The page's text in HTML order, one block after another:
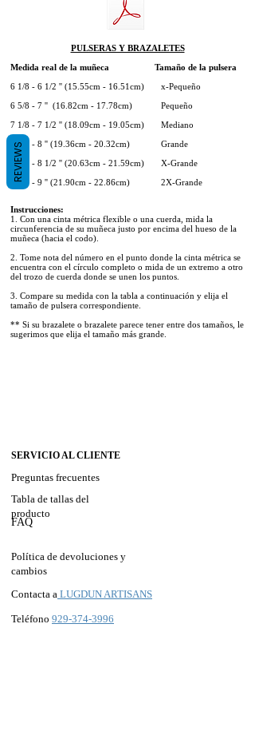
PULSERAS Y BRAZALETES
Medida real de la muñeca Tamaño de la pulsera
6 1/8 - 6 1/2 '' (15.55cm - 16.51cm) x-Pequeño
6 5/8 - 7 '' (16.82cm - 17.78cm) Pequeño
7 1/8 - 7 1/2 '' (18.09cm - 19.05cm) Mediano
7 5/8 - 8 '' (19.36cm - 20.32cm) Grande
8 1/8 - 8 1/2 '' (20.63cm - 21.59cm) X-Grande
8 5/8 - 9 '' (21.90cm - 22.86cm) 2X-Grande
Instrucciones:
1. Con una cinta métrica flexible o una cuerda, mida la
circunferencia de su muñeca justo por encima del hueso de la
muñeca (hacia el codo).
2. Tome nota del número en el punto donde la cinta métrica se
encuentra con el círculo completo o mida de un extremo a otro
del trozo de cuerda donde se unen los puntos.
3. Compare su medida con la tabla a continuación y elija el
tamaño de pulsera correspondiente.
** Si su brazalete o brazalete parece tener entre dos tamaños, le
sugerimos que elija el tamaño más grande.
SERVICIO AL CLIENTE
Preguntas frecuentes
Tabla de tallas del
producto
Política de devoluciones y
cambios
Contacta a LUGDUN ARTISANS
Teléfono 929-374-3996
FAQ
REVIEWS